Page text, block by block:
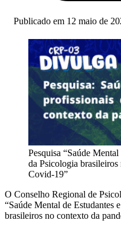
Publicado em 12 maio de
Pesquisa “Saúde
da Psicologia
Covid-19”
O Conselho Regional de
“Saúde Mental de Estudantes
brasileiros no contexto da